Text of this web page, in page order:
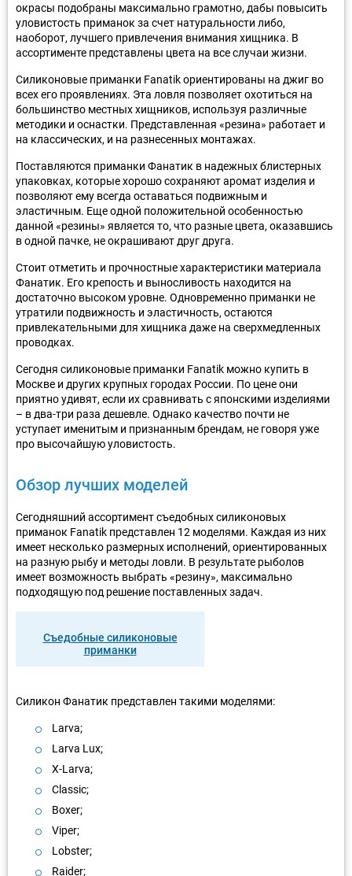
окрасы подобраны максимально грамотно, дабы повысить
уловистость приманок за счет натуральности либо,
наоборот, лучшего привлечения внимания хищника. В
ассортименте представлены цвета на все случаи жизни.
Силиконовые приманки Fanatik ориентированы на джиг во
всех его проявлениях. Эта ловля позволяет охотиться на
большинство местных хищников, используя различные
методики и оснастки. Представленная «резина» работает и
на классических, и на разнесенных монтажах.
Поставляются приманки Фанатик в надежных блистерных
упаковках, которые хорошо сохраняют аромат изделия и
позволяют ему всегда оставаться подвижным и
эластичным. Еще одной положительной особенностью
данной «резины» является то, что разные цвета, оказавшись
в одной пачке, не окрашивают друг друга.
Стоит отметить и прочностные характеристики материала
Фанатик. Его крепость и выносливость находится на
достаточно высоком уровне. Одновременно приманки не
утратили подвижность и эластичность, остаются
привлекательными для хищника даже на сверхмедленных
проводках.
Сегодня силиконовые приманки Fanatik можно купить в
Москве и других крупных городах России. По цене они
приятно удивят, если их сравнивать с японскими изделиями
– в два-три раза дешевле. Однако качество почти не
уступает именитым и признанным брендам, не говоря уже
про высочайшую уловистость.
Обзор лучших моделей
Сегодняшний ассортимент съедобных силиконовых
приманок Fanatik представлен 12 моделями. Каждая из них
имеет несколько размерных исполнений, ориентированных
на разную рыбу и методы ловли. В результате рыболов
имеет возможность выбрать «резину», максимально
подходящую под решение поставленных задач.
Съедобные силиконовые
приманки
Силикон Фанатик представлен такими моделями:
Larva;
Larva Lux;
X-Larva;
Classic;
Boxer;
Viper;
Lobster;
Raider;